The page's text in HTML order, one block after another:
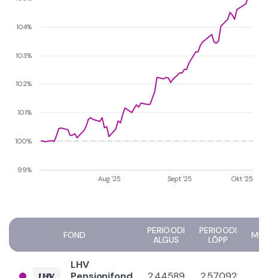
Aug '25 Sept '25 Okt '25
99%
100%
101%
102%
103%
104%
FOND
PERIOODI
ALGUS
PERIOODI
LÕPP
LHV